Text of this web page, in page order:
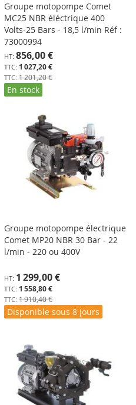
Groupe motopompe Comet
MC25 NBR éléctrique 400
Volts-25 Bars - 18,5 l/min Réf :
73000994
Prix
Spécial1 027,20 €
856,00 €
1 201,20 €
En stock
Groupe motopompe électrique
Comet MP20 NBR 30 Bar - 22
l/min - 220 ou 400V
Prix
Spécial1 558,80 €
1 299,00 €
1 910,40 €
Disponible sous 8 jours